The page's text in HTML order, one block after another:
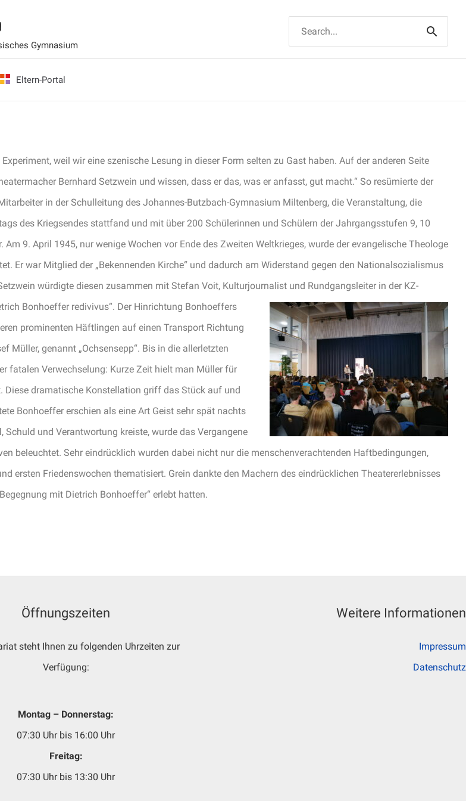
Gymnasium
Suchen
Eltern-Portal
Experiment, weil wir eine szenische Lesung in dieser Form selten zu Gast haben. Auf der anderen Seite
Bernhard Setzwein und wissen, dass er das, was er anfasst, gut macht.“ So resümierte der
in der Schulleitung des Johannes-Butzbach-Gymnasium Miltenberg, die Veranstaltung, die
des Kriegsendes stattfand und mit über 200 Schülerinnen und Schülern der Jahrgangsstufen 9, 10
Am 9. April 1945, nur wenige Wochen vor Ende des Zweiten Weltkrieges, wurde der evangelische Theologe
Er war Mitglied der „Bekennenden Kirche“ und dadurch am Widerstand gegen den Nationalsozialismus
würdigte diesen zusammen mit Stefan Voit, Kulturjournalist und Rundgangsleiter in der KZ-
Bonhoeffer redivivus“. Der Hinrichtung Bonhoeffers
prominenten Häftlingen auf einen Transport Richtung
Müller, genannt „Ochsensepp“. Bis in die allerletzten
fatalen Verwechselung: Kurze Zeit hielt man Müller für
Diese dramatische Konstellation griff das Stück auf und
Bonhoeffer erschien als eine Art Geist sehr spät nachts
und Verantwortung kreiste, wurde das Vergangene
beleuchtet. Sehr eindrücklich wurden dabei nicht nur die menschenverachtenden Haftbedingungen,
ersten Friedenswochen thematisiert. Grein dankte den Machern des eindrücklichen Theatererlebnisses
mit Dietrich Bonhoeffer“ erlebt hatten.
Öffnungszeiten
steht Ihnen zu folgenden Uhrzeiten zur
Verfügung:
Montag – Donnerstag:
07:30 Uhr bis 16:00 Uhr
Freitag:
07:30 Uhr bis 13:30 Uhr
Weitere Informationen
Impressum
Datenschutz